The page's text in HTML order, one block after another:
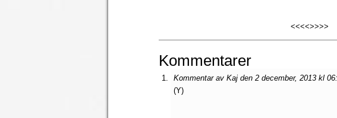
<<<<>>>>
Kommentarer
Kommentar av Kaj den 2 december, 2013 kl
(Y)